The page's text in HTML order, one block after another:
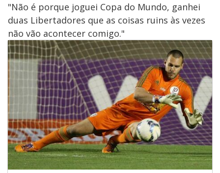
"Não é porque joguei Copa do Mundo, ganhei
duas Libertadores que as coisas ruins às vezes
não vão acontecer comigo."